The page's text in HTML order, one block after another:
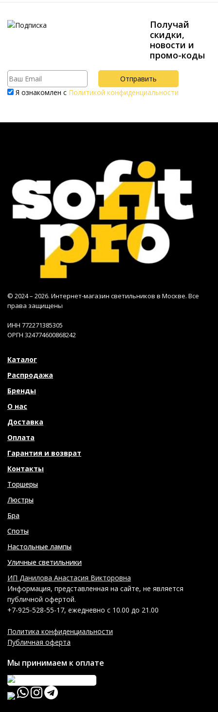
Получай
скидки,
новости и
промо-коды
Я ознакомлен с Политикой конфиденциальности
© 2024 – 2026. Интернет-магазин светильников в Москве. Все
права защищены
ИНН 772271385305
ОРГН 324774600868242
Каталог
Распродажа
Бренды
О нас
Доставка
Оплата
Гарантия и возврат
Контакты
Торшеры
Люстры
Бра
Споты
Настольные лампы
Уличные светильники
ИП Данилова Анастасия Викторовна
Информация, представленная на сайте, не является
публичной офертой.
+7-925-528-55-17, ежедневно с 10.00 до 21.00
Политика конфиденциальности
Публичная оферта
Мы принимаем к оплате